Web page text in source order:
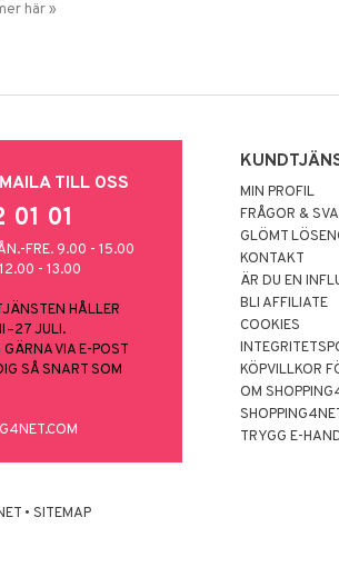
här »
TILL OSS
01 01
FRE. 9.00 - 15.00
- 13.00
HÅLLER
JULI.
VIA E-POST
SÅ SNART SOM
MIN PROFIL
FRÅGOR &
GLÖMT
KONTAKT
ÄR DU EN
BLI AFFILIATE
COOKIES
KÖPVILLKOR
OM
TRYGG E-
• SITEMAP